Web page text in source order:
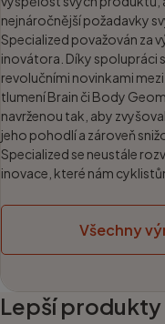
nejnáročnější požadavky
Specialized považován za
inovátora. Díky spolupráci
revolučními novinkami
tlumení Brain či Body
navrženou tak, aby
jeho pohodlí a zároveň
Specialized se neustále
inovace, které nám
Všechny
Lepší produkty